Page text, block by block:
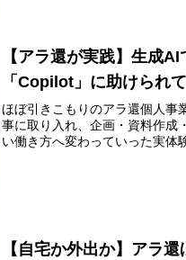
【アラ還が実践】生成
「Copilot」に助けられ
ほぼ引きこもりのアラ還個人事
事に取り入れ、企画・資料作成
い働き方へ変わっていった実体
【自宅か外出か】アラ